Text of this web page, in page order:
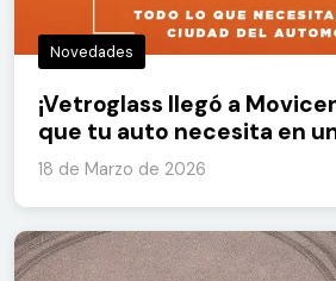
Novedades
¡Vetroglass llegó a
que tu auto necesita en
18 de Marzo de 2026